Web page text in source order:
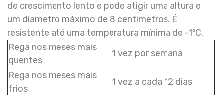
de crescimento lento e pode atigir uma altura e
um diametro máximo de 8 centimetros. É
resistente até uma temperatura mínima de -1ºC.
Rega nos meses mais
quentes
1 vez por semana
Rega nos meses mais
frios
1 vez a cada 12 dias